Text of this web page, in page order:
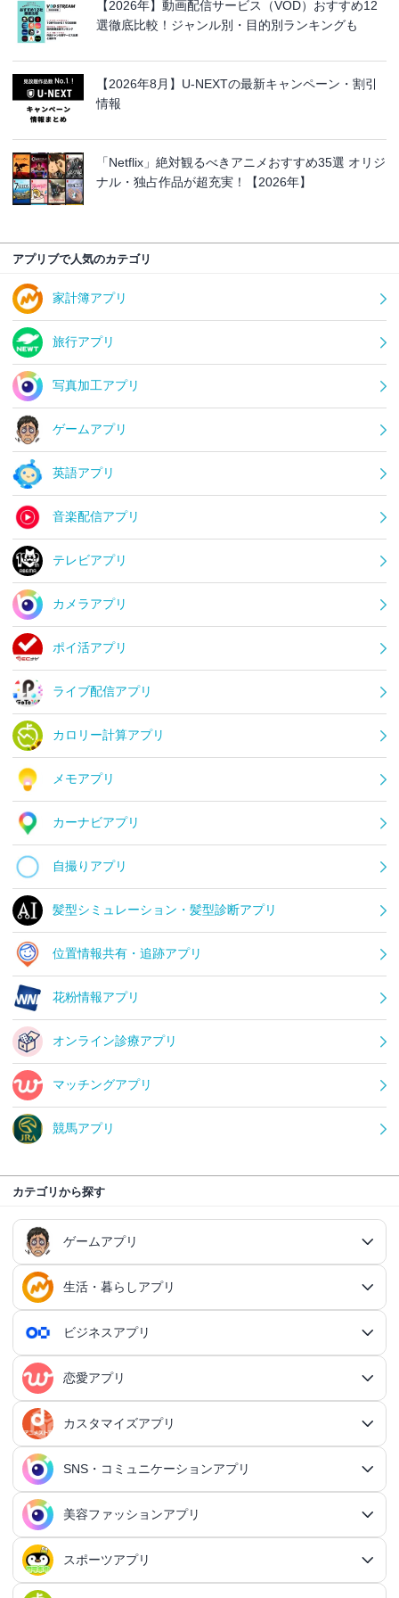
【2026年】動画配信サービス（VOD）おすすめ12
選徹底比較！ジャンル別・目的別ランキングも
【2026年8月】U-NEXTの最新キャンペーン・割引
情報
「Netflix」絶対観るべきアニメおすすめ35選 オリジ
ナル・独占作品が超充実！【2026年】
アプリブで人気のカテゴリ
家計簿アプリ
旅行アプリ
写真加工アプリ
ゲームアプリ
英語アプリ
音楽配信アプリ
テレビアプリ
カメラアプリ
ポイ活アプリ
ライブ配信アプリ
カロリー計算アプリ
メモアプリ
カーナビアプリ
自撮りアプリ
髪型シミュレーション・髪型診断アプリ
位置情報共有・追跡アプリ
花粉情報アプリ
オンライン診療アプリ
マッチングアプリ
競馬アプリ
カテゴリから探す
ゲームアプリ
ゲームアプリ総合
RPGアプリ
RPGアプリ総合
王道RPGアプリ
アクションRPGアプリ
シミュレーションRPGアプリ
ダンジョンRPGアプリ
MMORPGアプリ
放置系RPGアプリ
アクションゲームアプリ
3Dアクションアプリ
アクションRPGアプリ
シミュレーションアプリ
シミュレーションアプリ総合
育成シミュレーションアプリ
戦略シミュレーションアプリ
箱庭シミュレーションアプリ
恋愛シミュレーションアプリ
対戦・協力ゲームアプリ
対戦・協力ゲームアプリ総合
オンライン対戦アプリ
協力・マルチプレイアプリ
シューティングゲームアプリ
FPSアプリ
アドベンチャーゲームアプリ
アドベンチャーゲームアプリ総合
パズル・脳トレアプリ
生活・暮らしアプリ
生活・暮らしアプリ総合
ファイナンスアプリ
家計簿アプリ
ふるさと納税アプリ
貯金アプリ
スマホ決済アプリ
クレジットカードアプリ
投資アプリ
日記アプリ
交換日記アプリ
写真カレンダーアプリ
行動記録アプリ
行動記録アプリ総合
習慣化アプリ
ポイ活アプリ
ポイ活アプリ総合
レシートポイ活アプリ
スケジューラ・時計アプリ
ライフログアプリ
ビジネスアプリ
ビジネスアプリ総合
タスク管理アプリ
タスク管理アプリ総合
個人タスク管理アプリ
タスク共有アプリ
プロジェクト管理アプリ
QRコードアプリ
QRコード作成アプリ
OCRアプリ
OCRアプリ総合
翻訳カメラアプリ
議事録アプリ
議事録アプリ総合
顧客管理アプリ
恋愛アプリ
恋愛アプリ総合
マッチングアプリ
マッチングアプリ総合
20代向けマッチングアプリ
30代向けマッチングアプリ
出会いアプリ
カップルアプリ
カップルアプリ総合
デートアプリ
カスタマイズアプリ
カスタマイズアプリ総合
IFTTTアプリ
オートクリッカーアプリ
ネットワークアプリ
スマホ最適化アプリ
SNS・コミュニケーションアプリ
SNS・コミュニケーションアプリ総合
SNSアプリ
SNSアプリ総合
美容ファッションアプリ
美容ファッションアプリ総合
スポーツアプリ